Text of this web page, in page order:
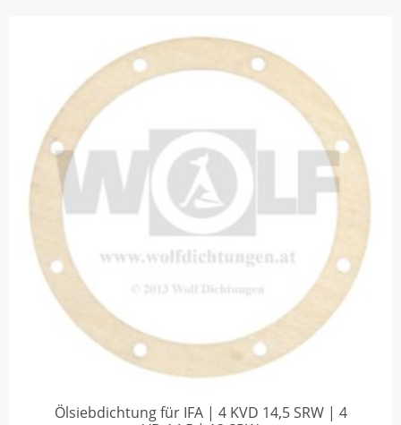
Ölsiebdichtung für IFA | 4 KVD 14,5 SRW | 4